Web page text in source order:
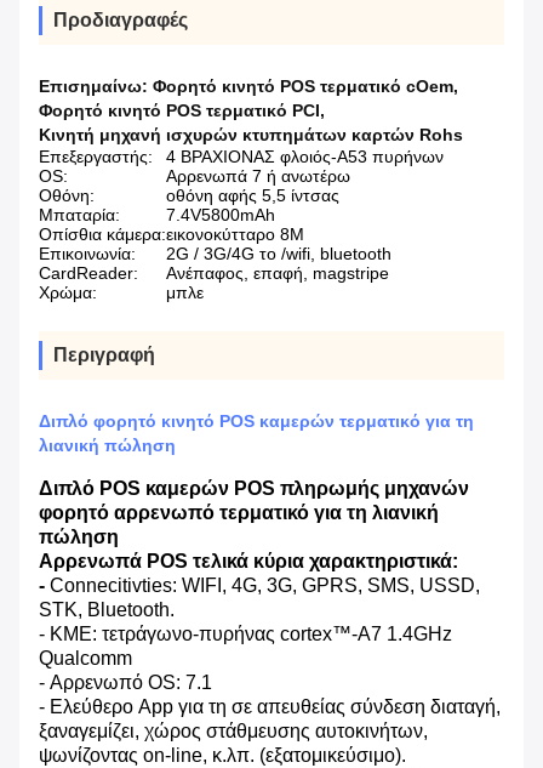
Προδιαγραφές
Επισημαίνω: Φορητό κινητό POS τερματικό cOem,
Φορητό κινητό POS τερματικό PCI,
Κινητή μηχανή ισχυρών κτυπημάτων καρτών Rohs
Επεξεργαστής:
4 ΒΡΑΧΙΟΝΑΣ φλοιός-A53 πυρήνων
OS:
Αρρενωπά 7 ή ανωτέρω
Οθόνη:
οθόνη αφής 5,5 ίντσας
Μπαταρία:
7.4V5800mAh
Οπίσθια κάμερα:εικονοκύτταρο 8M
Επικοινωνία:
2G / 3G/4G το /wifi, bluetooth
CardReader:
Ανέπαφος, επαφή, magstripe
Χρώμα:
μπλε
Περιγραφή
Διπλό φορητό κινητό POS καμερών τερματικό για τη
λιανική πώληση
Διπλό POS καμερών POS πληρωμής μηχανών
φορητό αρρενωπό τερματικό για τη λιανική
πώληση
Αρρενωπά POS τελικά κύρια χαρακτηριστικά:
- Connecitivties: WIFI, 4G, 3G, GPRS, SMS, USSD,
STK, Bluetooth.
- ΚΜΕ: τετράγωνο-πυρήνας cortex™-A7 1.4GHz
Qualcomm
- Αρρενωπό OS: 7.1
- Ελεύθερο App για τη σε απευθείας σύνδεση διαταγή,
ξαναγεμίζει, χώρος στάθμευσης αυτοκινήτων,
ψωνίζοντας on-line, κ.λπ. (εξατομικεύσιμο).